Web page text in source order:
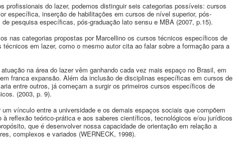
profissionais do lazer, podemos distinguir seis categorias possíveis: cursos
específica, inserção de habilitações em cursos de nível superior, pós-
pesquisa específicas, pós-graduação lato sensu e MBA (2007, p.15).
nas categorias propostas por Marcellino os cursos técnicos específicos de
em lazer, como o mesmo autor cita ao falar sobre a formação para a
na área do lazer vêm ganhando cada vez mais espaço no Brasil, em
franca expansão. Além da inclusão de disciplinas específicas em cursos de
entre outros, já começam a surgir os primeiros cursos específicos de
(2003, p. 9).
vínculo entre a universidade e os demais espaços sociais que compõem
reflexão teórico-prática e aos saberes científicos, tecnológicos e/ou jurídicos
que é desenvolver nossa capacidade de orientação em relação a
complexos e variados (WERNECK, 1998).